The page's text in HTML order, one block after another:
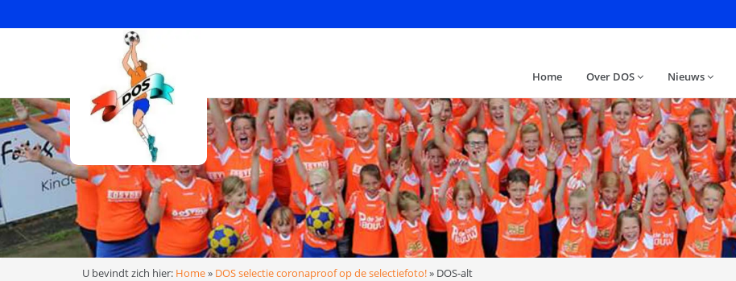
Home Over DOS Nieuws
U bevindt zich hier: Home» DOS selectie coronaproof op de selectiefoto!» DOS-alt